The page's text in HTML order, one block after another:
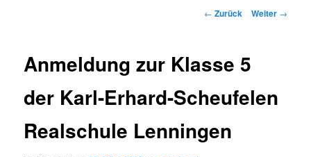
Beitrags-
← Zurück Weiter →
Anmeldung zur Klasse 5
der Karl-Erhard-Scheufelen
Realschule Lenningen